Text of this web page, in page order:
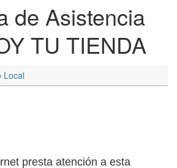
de Asistencia
TU TIENDA
Local
presta atención a esta